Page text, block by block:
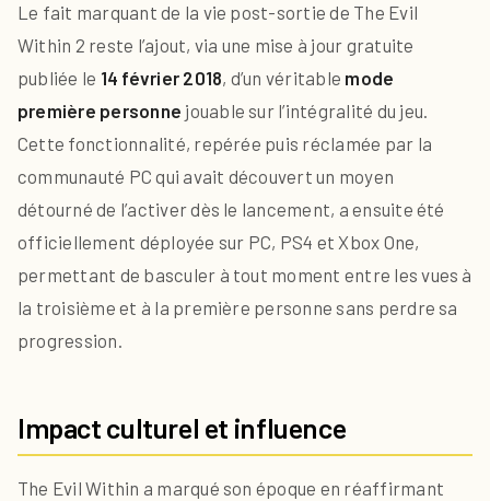
Le fait marquant de la vie post-sortie de The Evil
Within 2 reste l’ajout, via une mise à jour gratuite
publiée le 14 février 2018, d’un véritable mode
première personne jouable sur l’intégralité du jeu.
Cette fonctionnalité, repérée puis réclamée par la
communauté PC qui avait découvert un moyen
détourné de l’activer dès le lancement, a ensuite été
officiellement déployée sur PC, PS4 et Xbox One,
permettant de basculer à tout moment entre les vues à
la troisième et à la première personne sans perdre sa
progression.
Impact culturel et influence
The Evil Within a marqué son époque en réaffirmant